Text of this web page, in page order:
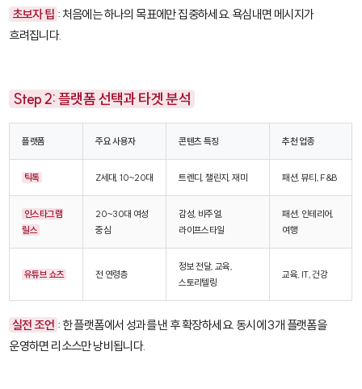
초보자 팁 : 처음에는 하나의 목표에만 집중하세요. 욕심내면 메시지가
흐려집니다.
Step 2: 플랫폼 선택과 타겟 분석
플랫폼 주요 사용자 콘텐츠 특징 추천 업종
틱톡 Z세대, 10~20대 트렌디, 챌린지, 재미 패션, 뷰티, F&B
인스타그램
릴스
20~30대 여성
중심
감성, 비주얼,
라이프스타일
패션, 인테리어,
여행
유튜브 쇼츠 전 연령층
정보 전달, 교육,
스토리텔링
교육, IT, 건강
실전 조언 : 한 플랫폼에서 성과를 낸 후 확장하세요. 동시에 3개 플랫폼을
운영하면 리소스만 낭비됩니다.